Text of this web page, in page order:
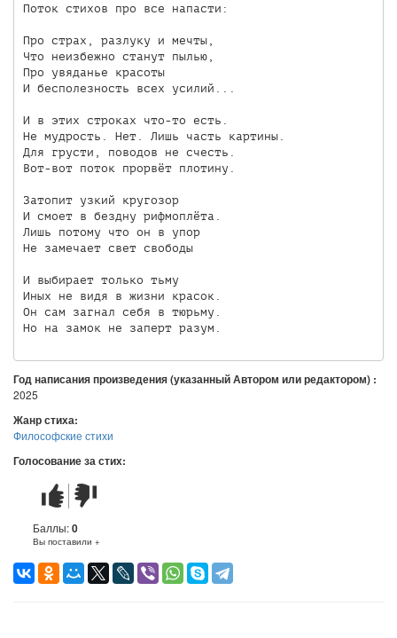
Поток стихов про все напасти:
Про страх, разлуку и мечты,
Что неизбежно станут пылью,
Про увяданье красоты
И бесполезность всех усилий...
И в этих строках что-то есть.
Не мудрость. Нет. Лишь часть картины.
Для грусти, поводов не счесть.
Вот-вот поток прорвёт плотину.
Затопит узкий кругозор
И смоет в бездну рифмоплёта.
Лишь потому что он в упор
Не замечает свет свободы
И выбирает только тьму
Иных не видя в жизни красок.
Он сам загнал себя в тюрьму.
Год написания произведения (указанный Автором или редактором) :
2025
Жанр стиха:
Философские стихи
Голосование за стих:
Стих
понравился
Стих
не
понравился
Баллы:0
Вы поставили +